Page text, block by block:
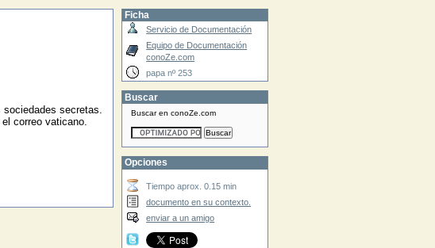
sociedades secretas.
correo vaticano.
Ficha
Servicio de Documentación
Equipo de Documentación
conoZe.com
papa nº 253
Buscar
Buscar en conoZe.com
Opciones
Tiempo aprox. 0.15 min
documento en su contexto.
enviar a un amigo